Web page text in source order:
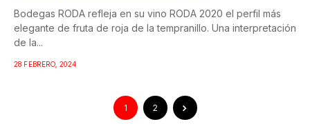
Bodegas RODA refleja en su vino RODA 2020 el perfil más
elegante de fruta de roja de la tempranillo. Una interpretación
de la...
28 FEBRERO, 2024
1 2